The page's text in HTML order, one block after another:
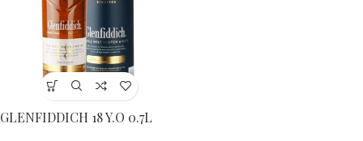
GLENFIDDICH 18 Y.O 0.7L